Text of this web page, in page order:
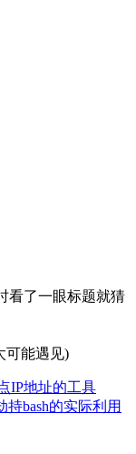
看了一眼标题就猜
可能遇见)
IP地址的工具
持bash的实际利用